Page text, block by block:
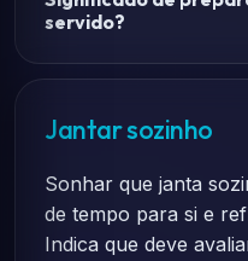
servido?
Jantar sozinho
Sonhar que janta
de tempo para si e
Indica que deve